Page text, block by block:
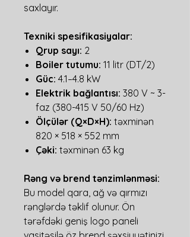
saxlayır.
Texniki spesifikasiyalar:
Qrup sayı: 2
Boiler tutumu: 11 litr (DT/2)
Güc: 4.1–4.8 kW
Elektrik bağlantısı: 380 V ~ 3-
faz (380-415 V 50/60 Hz)
Ölçülər (Q×D×H): təxminən
820 × 518 × 552 mm
Çəki: təxminən 63 kg
Rəng və brend tənzimlənməsi:
Bu model qara, ağ və qırmızı
rənglərdə təklif olunur. Ön
tərəfdəki geniş logo paneli